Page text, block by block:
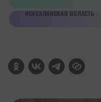
САХАЛИНСКАЯ ОБЛАСТЬ